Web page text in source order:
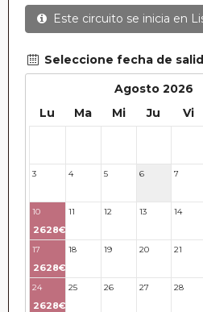
Este circuito se inicia en
Seleccione fecha de
Agosto 2026
Lu Ma Mi Ju Vi
3 4 5 6 7
10
2628€
11 12 13 14
17
2628€
18 19 20 21
24
2628€
25 26 27 28